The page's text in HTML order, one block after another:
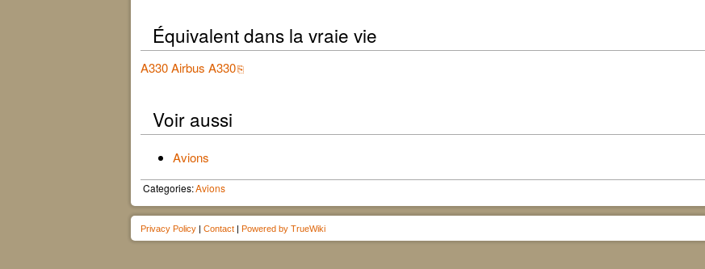
Équivalent dans la vraie vie
A330 Airbus A330
Voir aussi
Avions
Categories:Avions
Privacy Policy | Contact | Powered by TrueWiki